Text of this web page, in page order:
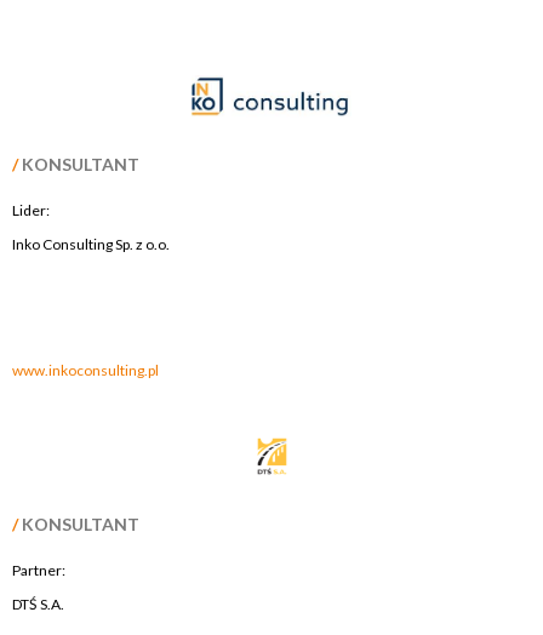
/KONSULTANT
Lider:
Inko Consulting Sp. z o.o.
www.inkoconsulting.pl
/KONSULTANT
Partner:
DTŚ S.A.